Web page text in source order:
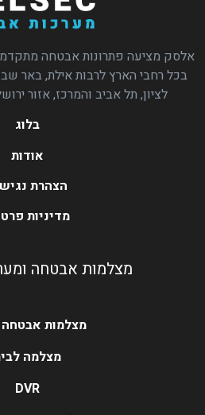
אלסק מציעה פתרונות אבטחה
בכל רחבי הארץ לרבות אילת, באר
לציון, תל אביב והמרכז, אזור
בלוג
אודות
הצהרת
מדיניות
מצלמות אבטחה
מצלמות
מצלמה
DVR